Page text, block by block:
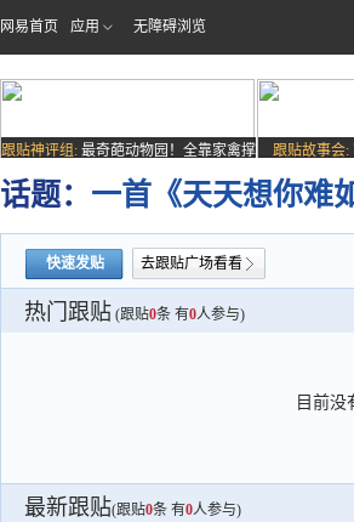
网易首页 应用 无障碍浏览
跟贴神评组: 最奇葩动物园！全靠家禽撑
场子
跟贴故事会:
话题： 一首《天天想你难
快速发贴 去跟贴广场看看
热门跟贴 (跟贴0条 有0人参与)
目前没
最新跟贴(跟贴0条 有0人参与)